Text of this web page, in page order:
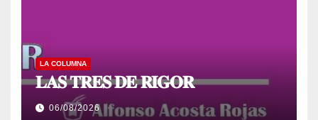
LA COLUMNA
𝐋𝐀𝐒 𝐓𝐑𝐄𝐒 𝐃𝐄 𝐑𝐈𝐆𝐎𝐑
06/08/2026